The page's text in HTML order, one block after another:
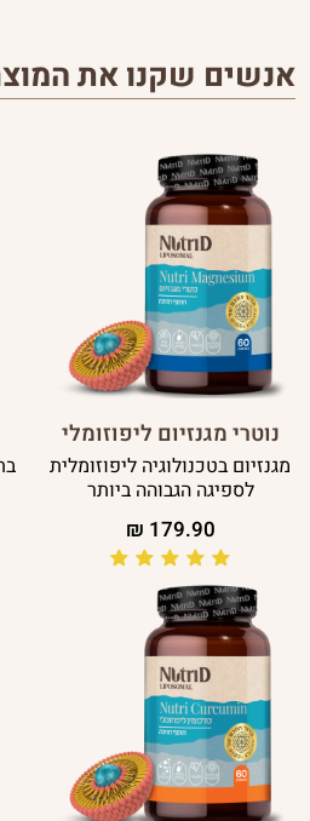
אנשים שקנו את
נוטרי מגנזיום ליפוזומלי
מגנזיום בטכנולוגיה ליפוזומלית
לספיגה הגבוהה ביותר
179.90
₪